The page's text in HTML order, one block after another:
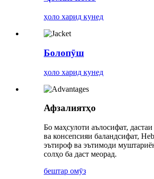
ҳоло харид кунед
Болопӯш
ҳоло харид кунед
Афзалиятҳо
Бо маҳсулоти аълосифат,
ва консепсияи баландсифат,
эътироф ва эътимоди
солҳо ба даст меорад.
бештар омӯз